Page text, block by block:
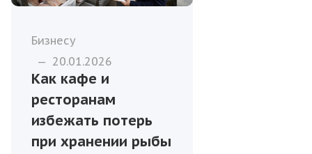
Бизнесу
— 20.01.2026
Как кафе и
ресторанам
избежать потерь
при хранении рыбы